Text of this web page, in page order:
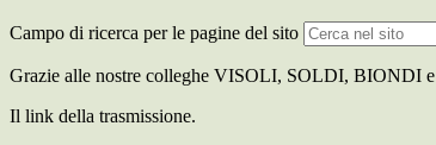
Campo di ricerca per le pagine del sito
Grazie alle nostre colleghe VISOLI, SOLDI, BIONDI
Il link della trasmissione.